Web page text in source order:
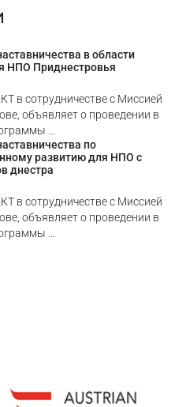
в области
НПО Приднестровья
в сотрудничестве с Миссией
объявляет о проведении в
...
по
развитию для НПО с
днестра
в сотрудничестве с Миссией
объявляет о проведении в
...